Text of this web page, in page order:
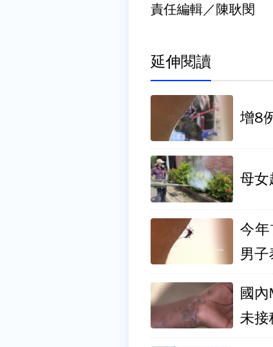
責任編輯／陳耿閔
延伸閱讀
增8
母女
今
男
國
未接